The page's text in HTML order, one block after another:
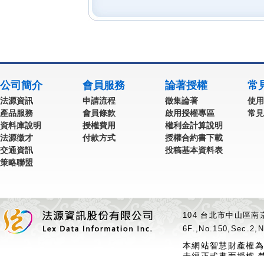
公司簡介
法源資訊
產品服務
資料庫說明
法源徵才
交通資訊
策略聯盟
會員服務
申請流程
會員條款
授權費用
付款方式
論著授權
徵集論著
啟用授權專區
權利金計算說明
授權合約書下載
投稿基本資料表
常
使
常
104 台北市中山區
本網站智慧財產權